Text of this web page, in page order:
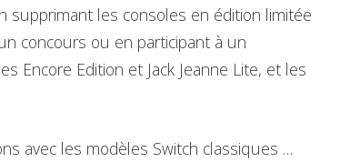
supprimant les consoles en édition limitée
concours ou en participant à un
Encore Edition et Jack Jeanne Lite, et les
avec les modèles Switch classiques …